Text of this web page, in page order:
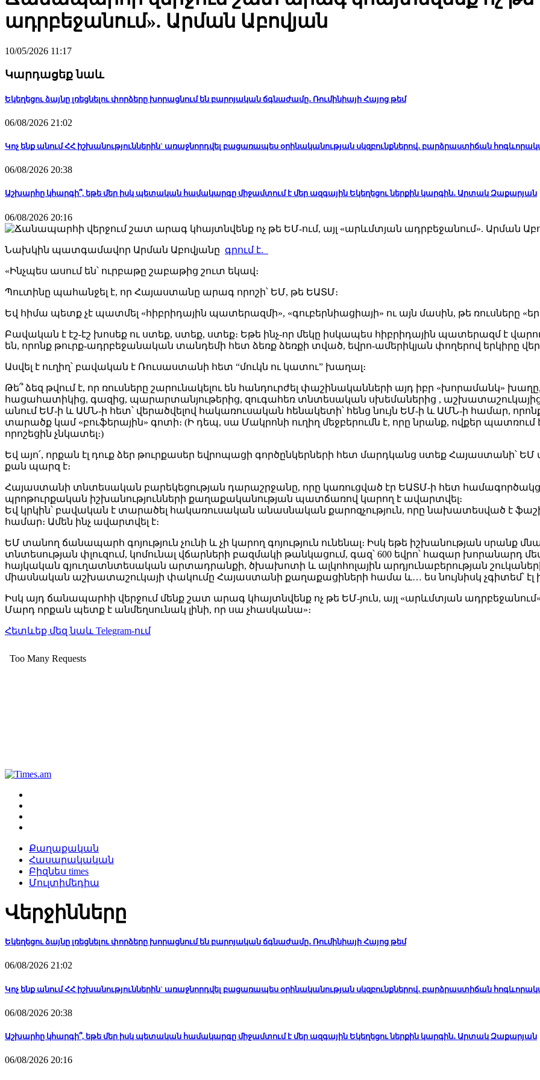
ադրբեջանում». Արման Աբովյան
10/05/2026 11:17
Կարդացեք նաև
Եկեղեցու ձայնը լռեցնելու փորձերը խորացնում են բարոյական ճգնաժամը․ Ռումինիայի Հայոց թեմ
06/08/2026 21:02
Կոչ ենք անում ՀՀ իշխանություններին` առաջնորդվել բացառապես օրինականության սկզբունքներով․ բարձրաստիճան
06/08/2026 20:38
Աշխարհը կհարգի՞, եթե մեր իսկ պետական համակարգը միջամտում է մեր ազգային Եկեղեցու ներքին կարգին․ Արտակ Զաքարյան
06/08/2026 20:16
Նախկին պատգամավոր Արման Աբովյանը գրում է.
«Ինչպես ասում են՝ ուրբաթը շաբաթից շուտ եկավ։
Պուտինը պահանջել է, որ Հայաստանը արագ որոշի՝ ԵՄ, թե ԵԱՏՄ։
Եվ հիմա պետք չէ պատմել «հիբրիդային պատերազմի», «գուբերնիացիայի» ու այն մասին, թե ռուսները
Բավական է էշ-էշ խոսեք ու ստեք, ստեք, ստեք։ Եթե ինչ-որ մեկը իսկապես հիբրիդային պատերազմ է
են, որոնք թուրք-ադրբեջանական տանդեմի հետ ձեռք ձեռքի տված, եվրո-ամերիկյան փողերով երկիրը
Ասվել է ուղիղ՝ բավական է Ռուսաստանի հետ “մուկն ու կատու” խաղալ։
Թե՞ ձեզ թվում է, որ ռուսները շարունակելու են հանդուրժել փաշինականների այդ իբր «խորամանկ»
հացահատիկից, գազից, պարարտանյութերից, զուգահեռ տնտեսական սխեմաներից ,
անում ԵՄ-ի և ԱՄՆ-ի հետ՝ վերածվելով հակառուսական հենակետի՝ հենց նույն ԵՄ-ի և ԱՄՆ-ի համար,
տարածք կամ «բուֆերային» գոտի։ (Ի դեպ, սա Մակրոնի ուղիղ մեջբերումն է, որը նրանք, ովքեր
որոշեցին չնկատել։)
Եվ այո՛, որքան էլ դուք ձեր թուրքասեր եվրոպացի գործընկերների հետ մարդկանց ստեք Հայաստանի՝
քան պարզ է։
Հայաստանի տնտեսական բարեկեցության դարաշրջանը, որը կառուցված էր ԵԱՏՄ-ի հետ
պրոթուրքական իշխանությունների քաղաքականության պատճառով կարող է ավարտվել։
Եվ կրկին՝ բավական է տարածել հակառուսական անասնական քարոզչություն, որը նախատեսված է
համար։ Ամեն ինչ ավարտվել է։
ԵՄ տանող ճանապարհ գոյություն չունի և չի կարող գոյություն ունենալ։ Իսկ եթե իշխանության սրանք
տնտեսության փլուզում, կոմունալ վճարների բազմակի թանկացում, գազ՝ 600 եվրո՝ հազար խորանարդ
հայկական գյուղատնտեսական արտադրանքի, ծխախոտի և ալկոհոլային արդյունաբերության
միասնական աշխատաշուկայի փակումը Հայաստանի քաղաքացիների համա և… ես նույնիսկ չգիտեմ՝ էլ
Իսկ այդ ճանապարհի վերջում մենք շատ արագ կհայտնվենք ոչ թե ԵՄ-յուն, այլ «արևմտյան
Մարդ որքան պետք է անմեղսունակ լինի, որ սա չհասկանա»։
Հետևեք մեզ նաև Telegram-ում
Քաղաքական
Հասարակական
Բիզնես times
Մուլտիմեդիա
Վերջինները
Եկեղեցու ձայնը լռեցնելու փորձերը խորացնում են բարոյական ճգնաժամը․ Ռումինիայի Հայոց թեմ
06/08/2026 21:02
Կոչ ենք անում ՀՀ իշխանություններին` առաջնորդվել բացառապես օրինականության սկզբունքներով․ բարձրաստիճան
06/08/2026 20:38
Աշխարհը կհարգի՞, եթե մեր իսկ պետական համակարգը միջամտում է մեր ազգային Եկեղեցու ներքին կարգին․ Արտակ Զաքարյան
06/08/2026 20:16